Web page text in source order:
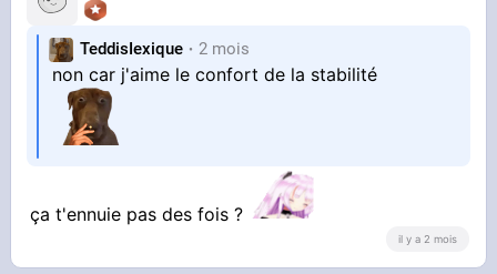
TeddisIexique 2 mois
non car j'aime le confort de la stabilité
ça t'ennuie pas des fois ?
il y a 2 mois